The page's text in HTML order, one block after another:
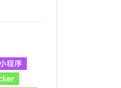
程序